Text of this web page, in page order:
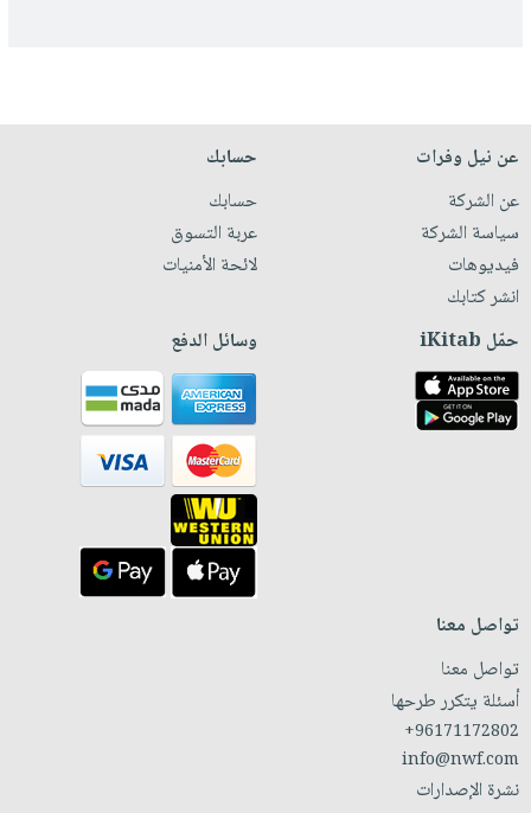
عن نيل وفرات
عن الشركة
سياسة الشركة
فيديوهات
انشر كتابك
حسابك
حسابك
عربة التسوق
لائحة الأمنيات
حمّل iKitab وسائل الدفع
تواصل معنا
تواصل معنا
أسئلة يتكرر طرحها
+96171172802
info@nwf.com
نشرة الإصدارات